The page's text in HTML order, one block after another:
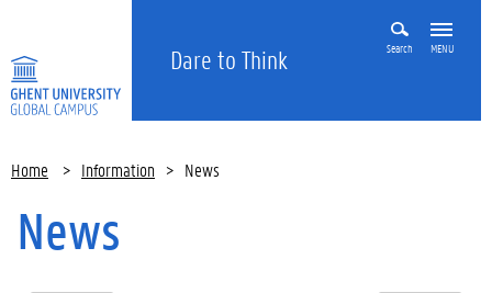
Dare to Think Search MENU
Home > Information > News
News